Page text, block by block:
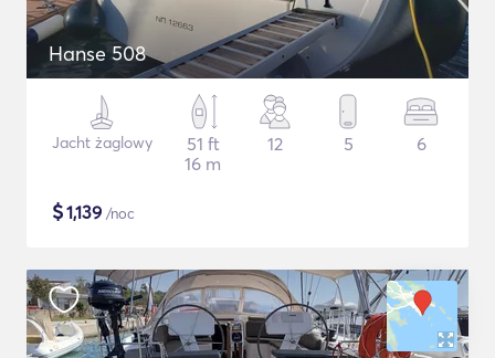
Hanse 508
Jacht żaglowy
51 ft
16 m
12 5 6
$1,139 /noc